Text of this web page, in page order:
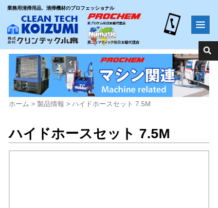
業務用清掃用品、清掃機材のプロフェッショナル
ホーム > 製品情報 > ハイドホースセット 7.5M
ハイドホースセット 7.5M